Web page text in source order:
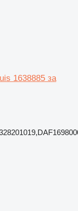
1638885 за